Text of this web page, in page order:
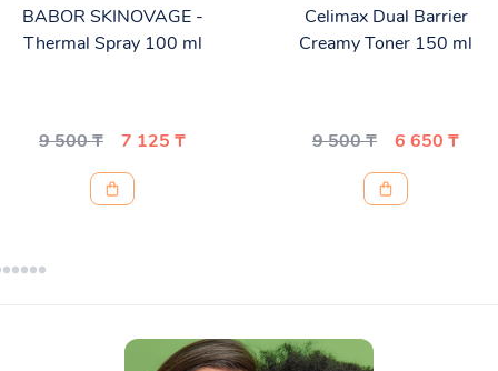
BABOR SKINOVAGE -
Thermal Spray 100 ml
9 500 ₸ 7 125 ₸
Celimax Dual Barrier
Creamy Toner 150 ml
9 500 ₸ 6 650 ₸